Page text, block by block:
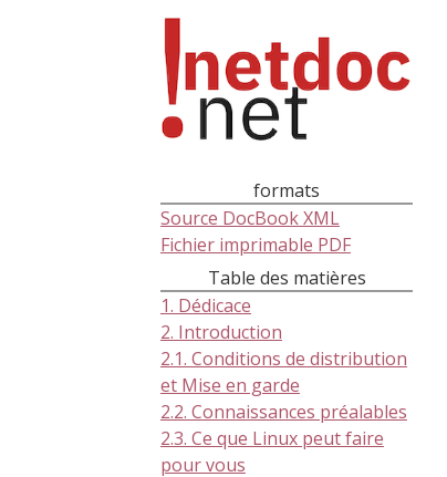
formats
Source DocBook XML
Fichier imprimable PDF
Table des matières
1. Dédicace
2. Introduction
2.1. Conditions de distribution
et Mise en garde
2.2. Connaissances préalables
2.3. Ce que Linux peut faire
pour vous